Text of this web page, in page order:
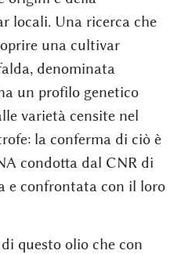
locali. Una ricerca che
una cultivar
denominata
un profilo genetico
varietà censite nel
la conferma di ciò è
condotta dal CNR di
e confrontata con il loro
questo olio che con